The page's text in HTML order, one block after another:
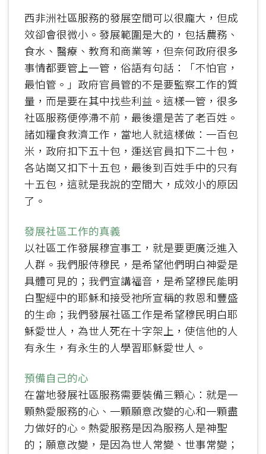
西非洲社區服務的發展空間可以很龐大，但成
效卻會很微小。發展範圍是大的，包括農務、
食水、醫療、教育和商業等，但奈何政府很多
事情都要管上一管，俗語有句話：「不怕官，
最怕管。」政府官員管的不是要監察工作的質
量，而是要在其中找些利益。這樣一管，很多
社區服務便停滯不前，最後還是苦了老百姓。
諸如糧食救濟工作，當地人就這樣做：一百包
米，政府扣下五十包，運送官員扣下二十包，
各站崗又扣下十五包，最後到百姓手中的只有
十五包，這就是我說的空間大，成效小的原因
了。
發展社區工作的真義
以社區工作發展穆宣事工，就是要更廣泛進入
人群。我們服侍穆民，是希望他們明白神愛是
具體可見的；我們宣講福音，是希望穆民能明
白聖經中的耶穌和接受祂所宣稱的救恩和豐盛
的生命；我們發展社區工作是希望穆民明白耶
穌愛世人，為世人死在十字架上，使信他的人
有永生，有永生的人學習耶穌愛世人。
預備自己的心
在當地發展社區服務需要裝備三顆心：就是一
顆熱愛服務的心、一顆願意改變的心和一顆盡
力做好的心。熱愛服務是因為服務人是神聖
的；願意改變，是因為世人常變、世事常變；